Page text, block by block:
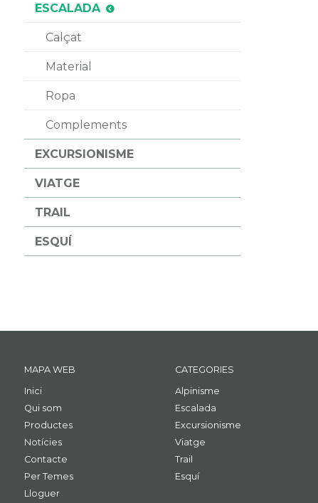
ESCALADA
Calçat
Material
Ropa
Complements
EXCURSIONISME
VIATGE
TRAIL
ESQUÍ
MAPA WEB
Inici
Qui som
Productes
Notícies
Contacte
Per Temes
Lloguer
CATEGORIES
Alpinisme
Escalada
Excursionisme
Viatge
Trail
Esquí